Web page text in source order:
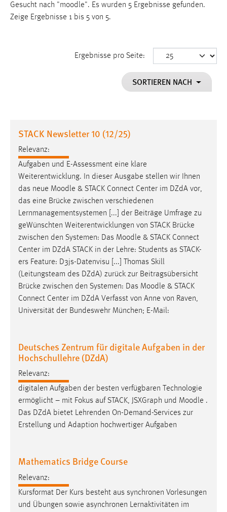
Gesucht nach "moodle". Es wurden 5 Ergebnisse gefunden.
Zeige Ergebnisse 1 bis 5 von 5.
Ergebnisse pro Seite:
SORTIEREN NACH
STACK Newsletter 10 (12/25)
Relevanz:
Aufgaben und E-Assessment eine klare
Weiterentwicklung. In dieser Ausgabe stellen wir Ihnen
das neue Moodle & STACK Connect Center im DZdA vor,
das eine Brücke zwischen verschiedenen
Lernmanagementsystemen [...] der Beiträge Umfrage zu
geWünschten Weiterentwicklungen von STACK Brücke
zwischen den Systemen: Das Moodle & STACK Connect
Center im DZdA STACK in der Lehre: Students as STACK-
ers Feature: D3js-Datenvisu [...] Thomas Skill
(Leitungsteam des DZdA) zurück zur Beitragsübersicht
Brücke zwischen den Systemen: Das Moodle & STACK
Connect Center im DZdA Verfasst von Anne von Raven,
Universität der Bundeswehr München; E-Mail:
Deutsches Zentrum für digitale Aufgaben in der
Hochschullehre (DZdA)
Relevanz:
digitalen Aufgaben der besten verfügbaren Technologie
ermöglicht – mit Fokus auf STACK, JSXGraph und Moodle .
Das DZdA bietet Lehrenden On-Demand-Services zur
Erstellung und Adaption hochwertiger Aufgaben
Mathematics Bridge Course
Relevanz:
Kursformat Der Kurs besteht aus synchronen Vorlesungen
und Übungen sowie asynchronen Lernaktivitäten im
Name:
Dieser Cookie speichert die ausgewählten Einverständnis-
Performance
Name:
staticfilecache
Zweck:
Für performante Seitenauslieferung wird in diesem Cookie
gespeichert, ob man eingeloggt ist.
Sprachpräferenz
Name:
site-language-preference
Zweck:
Das Cookie speichert die gewählte Sprache der Website.
Cookie Laufzeit:
Chat
Name:
MibewSessionID, MIBEW_UserID, mibew_locale, mibew-
chat-frame-style-5e9dbeb1811c0446
Zweck:
Wird benötigt um die Chatfunktion nutzen zu können.
5e9dbeb1811c0446 = Sitzungslaufzeit, mibew_locale = 3
Login